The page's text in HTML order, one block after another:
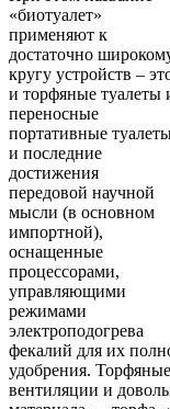
«биотуалет»
применяют к
достаточно
кругу устройств –
и торфяные туалеты
переносные
портативные
и последние
достижения
передовой научной
мысли (в основном
импортной),
оснащенные
процессорами,
управляющими
режимами
электроподогрева
фекалий для их
удобрения.
вентиляции и